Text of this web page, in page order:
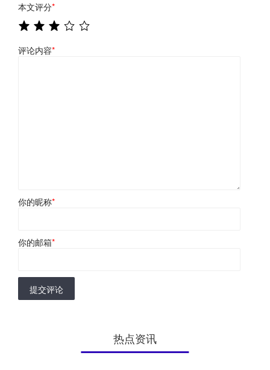
本文评分*
评论内容*
你的昵称*
你的邮箱*
提交评论
热点资讯